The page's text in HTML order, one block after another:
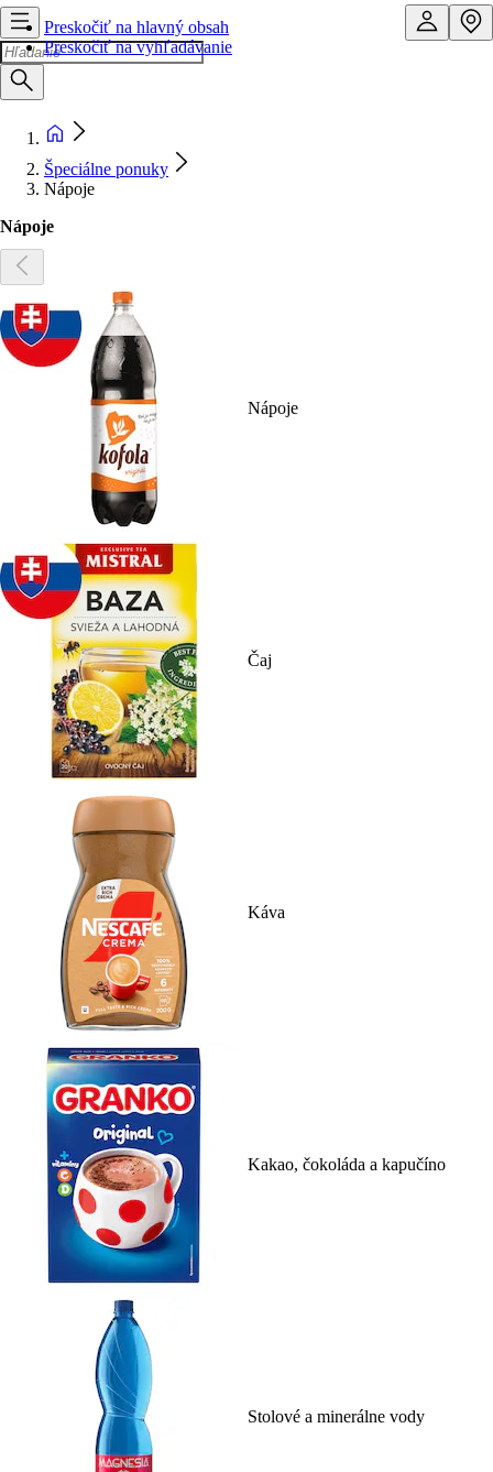
Preskočiť na hlavný obsah
Preskočiť na vyhľadávanie
Špeciálne ponuky
Nápoje
Nápoje
Nápoje
Čaj
Káva
Kakao, čokoláda a kapučíno
Stolové a minerálne vody